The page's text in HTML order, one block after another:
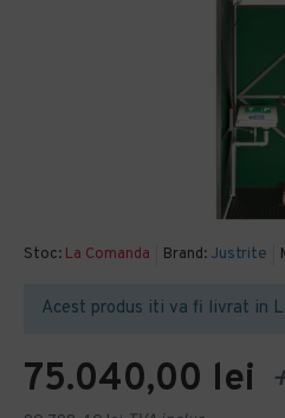
Stoc: La Comanda Brand: Justrite
Acest produs iti va fi livrat in
75.040,00 lei